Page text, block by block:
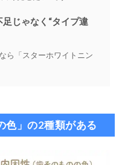
じゃなく“タイプ違
ら「スターホワイトニン
色」の2種類がある